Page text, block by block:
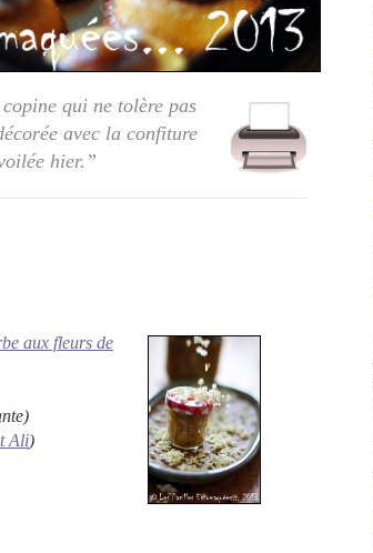
qui ne tolère pas
avec la confiture
hier.”
aux fleurs de
Ali)